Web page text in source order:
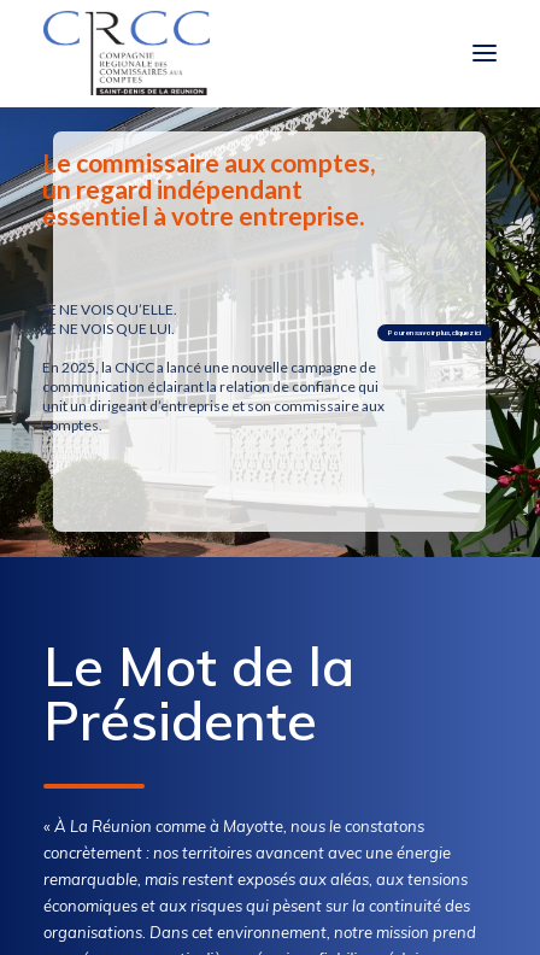
LA CRCC
LE ROLE ET LES MISSIONS DU CAC
VOUS ÊTES
OBLIGATIONS RÉGLEMENTAIRES
Pour en savoir plus, cliquez ici
Le commissaire aux comptes,
un regard indépendant
essentiel à votre entreprise.
JE NE VOIS QU’ELLE.
JE NE VOIS QUE LUI.
En 2025, la CNCC a lancé une nouvelle campagne de
communication éclairant la relation de confiance qui
unit un dirigeant d’entreprise et son commissaire aux
comptes.
Le Mot de la
Présidente
«À La Réunion comme à Mayotte, nous le constatons
concrètement : nos territoires avancent avec une énergie
remarquable, mais restent exposés aux aléas, aux tensions
économiques et aux risques qui pèsent sur la continuité des
organisations. Dans cet environnement, notre mission prend